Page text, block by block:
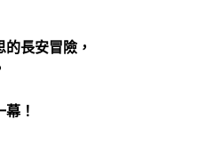
長安冒險，
！